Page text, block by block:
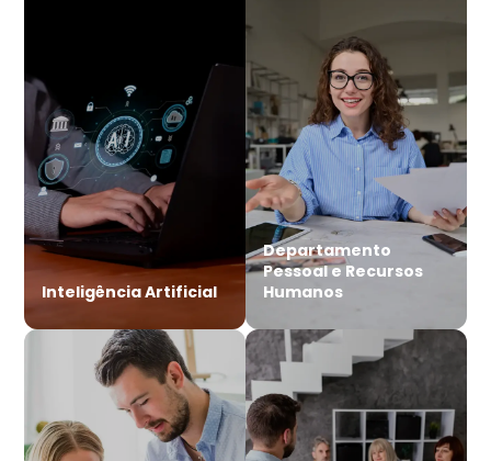
Inteligência Artificial
Departamento
Pessoal e Recursos
Humanos